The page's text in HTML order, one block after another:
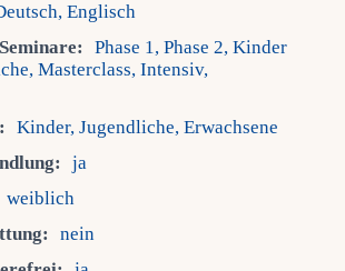
Englisch
Phase 1, Phase 2, Kinder
Masterclass, Intensiv,
Kinder, Jugendliche, Erwachsene
ja
weiblich
nein